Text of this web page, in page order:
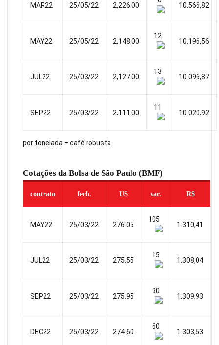
MAR22 25/05/22 2,226.00 10.566,82
MAY22 25/05/22 2,148.00
12
10.196,56
JUL22 25/03/22 2,127.00
13
10.096,87
SEP22 25/03/22 2,111.00
11
10.020,92
por tonelada – café robusta
Cotações da Bolsa de São Paulo (BMF)
contrato fech. U$ var. R$
MAY22 25/03/22 276.05
105
1.310,41
JUL22 25/03/22 275.55
15
1.308,04
SEP22 25/03/22 275.95
90
1.309,93
DEC22 25/03/22 274.60
60
1.303,53